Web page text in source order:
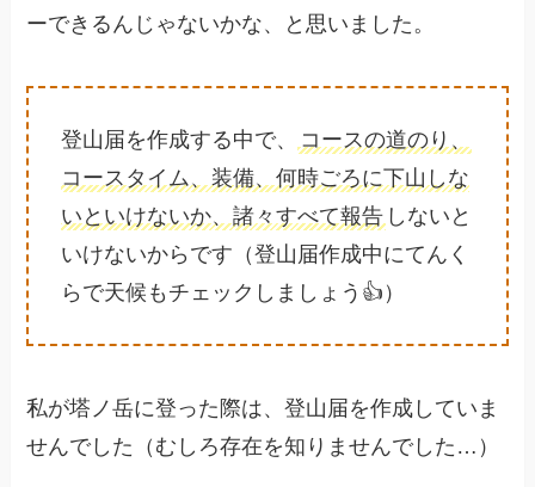
ーできるんじゃないかな、と思いました。
登山届を作成する中で、
コースの道のり、
コースタイム、装備、何時ごろに下山しな
いといけないか、諸々すべて報告 しないと
いけないからです（登山届作成中にてんく
らで天候もチェックしましょう👍）
私が塔ノ岳に登った際は、登山届を作成していま
せんでした（むしろ存在を知りませんでした…）